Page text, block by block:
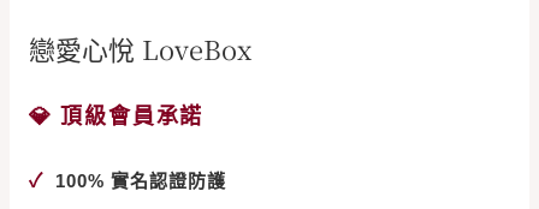
戀愛心悅 LoveBox
💎 頂級會員承諾
✓ 100% 實名認證防護